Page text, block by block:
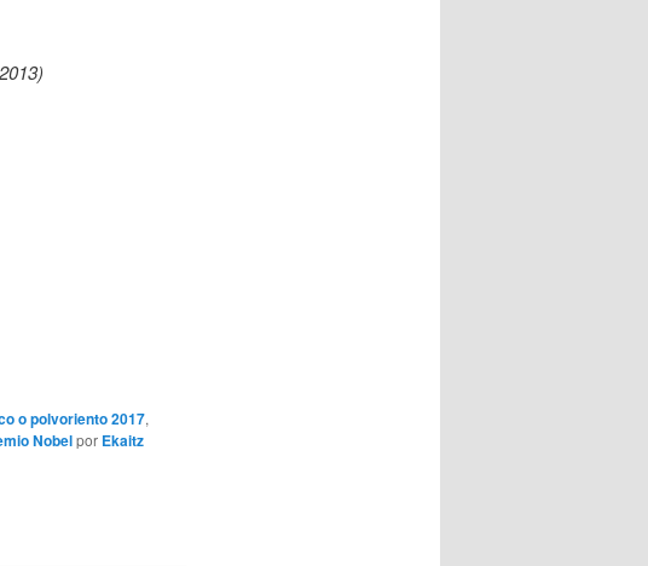
o polvoriento 2017,
Nobelpor Ekaitz